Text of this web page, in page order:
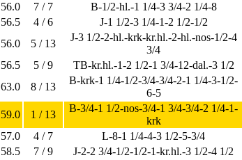
56.0 7 / 7 B-1/2-hl.-1 1/4-3 3/4-2 1/4-8
56.5 4 / 6 J-1 1/2-3 1/4-1-2 1/2-1/2
56.0 5 / 13
J-3 1/2-2-hl.-krk-kr.hl.-2-hl.-nos-1/2-4
3/4
56.5 5 / 9 TB-kr.hl.-1-2 1/2-1 3/4-12-dal.-3 1/2
63.0 8 / 13
B-krk-1 1/4-1/2-3/4-3/4-2-1 1/4-3-1/2-
6-5
59.0 1 / 13
B-3/4-1 1/2-nos-3/4-1 3/4-3/4-2 1/4-1-
krk
57.0 4 / 7 L-8-1 1/4-4-3 1/2-5-3/4
58.5 7 / 9 J-2-2 3/4-1/2-1/2-1-kr.hl.-3 1/2-4 1/2